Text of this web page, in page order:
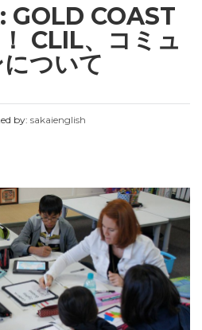
GOLD COAST
CLIL、コミュ
ついて
by: sakaienglish